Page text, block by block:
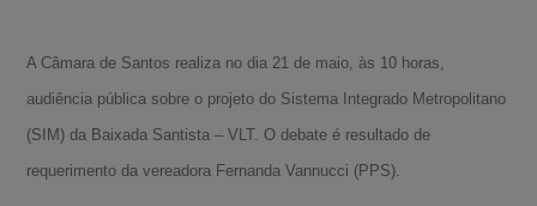
A Câmara de Santos realiza no dia 21 de maio, às 10 horas,
audiência pública sobre o projeto do Sistema Integrado Metropolitano
(SIM) da Baixada Santista – VLT. O debate é resultado de
requerimento da vereadora Fernanda Vannucci (PPS).